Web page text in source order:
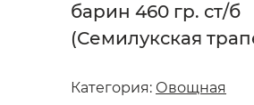
барин 460 гр. ст/б
(Семилукская
Категория: Овощная